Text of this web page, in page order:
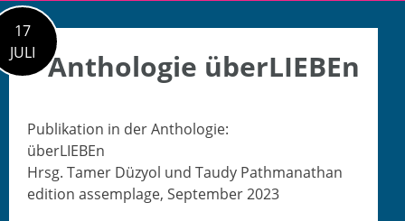
17
JULI
Anthologie überLIEBEn
Pub­lika­tion in der Anthologie:
überLIEBEn
Hrsg. Tamer Düzy­ol und Taudy Pathmanathan
edi­tion assem­plage, Sep­tem­ber 2023